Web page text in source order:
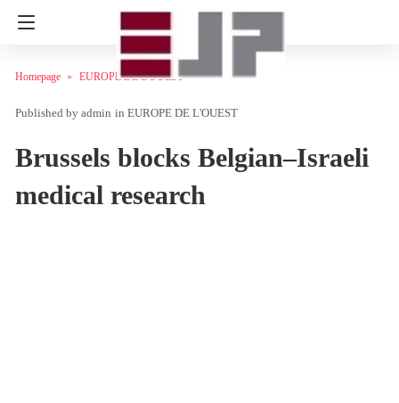
Homepage EUROPE DE L'OUEST
admin in EUROPE DE L'OUEST
Brussels blocks Belgian–Israeli
medical research